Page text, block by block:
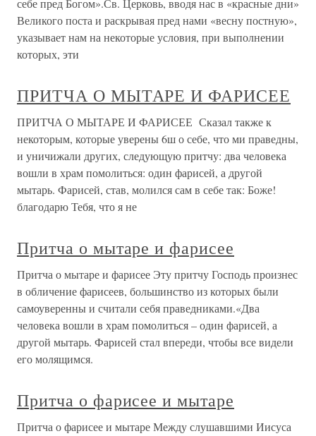
себе пред Богом».Св. Церковь, вводя нас в «красные дни»
Великого поста и раскрывая пред нами «весну постную»,
указывает нам на некоторые условия, при выполнении
которых, эти
ПРИТЧА О МЫТАРЕ И ФАРИСЕЕ
ПРИТЧА О МЫТАРЕ И ФАРИСЕЕ Сказал также к
некоторым, которые уверены 6ш о себе, что ми праведны,
и уничижали других, следующую притчу: два человека
вошли в храм помолиться: один фарисей, а другой
мытарь. Фарисей, став, молился сам в себе так: Боже!
благодарю Тебя, что я не
Притча о мытаре и фарисее
Притча о мытаре и фарисее Эту притчу Господь произнес
в обличение фарисеев, большинство из которых были
самоуверенны и считали себя праведниками.«Два
человека вошли в храм помолиться – один фарисей, а
другой мытарь. Фарисей стал впереди, чтобы все видели
его молящимся.
Притча о фарисее и мытаре
Притча о фарисее и мытаре Между слушавшими Иисуса